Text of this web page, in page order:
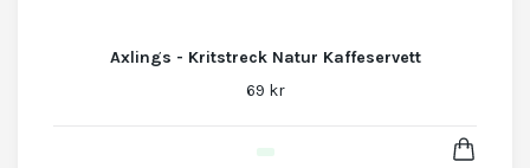
Axlings - Kritstreck Natur Kaffeservett
69 kr